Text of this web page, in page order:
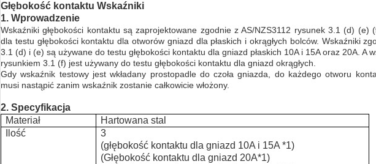
Głębokość kontaktu Wskaźniki
1. Wprowadzenie
Wskaźniki głębokości kontaktu są zaprojektowane zgodnie z AS/NZS3112 rysunek 3.1 (d) (e)
dla testu głębokości kontaktu dla otworów gniazd dla płaskich i okrągłych bolców. Wskaźniki
3.1 (d) i (e) są używane do testu głębokości kontaktu dla gniazd płaskich 10A i 15A oraz 20A. A
rysunkiem 3.1 (f) jest używany do testu głębokości kontaktu dla gniazd okrągłych.
Gdy wskaźnik testowy jest wkładany prostopadle do czoła gniazda, do każdego otworu
musi nastąpić zanim wskaźnik zostanie całkowicie włożony.
2. Specyfikacja
Materiał
Hartowana stal
Ilość
3
(głębokość kontaktu dla gniazd 10A i 15A *1)
(Głębokość kontaktu dla gniazd 20A*1)